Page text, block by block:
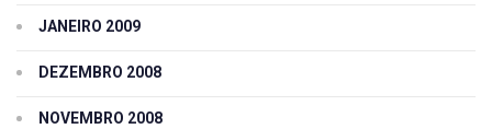
JANEIRO 2009
DEZEMBRO 2008
NOVEMBRO 2008